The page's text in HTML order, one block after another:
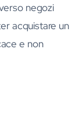
negozi
acquistare un
e non